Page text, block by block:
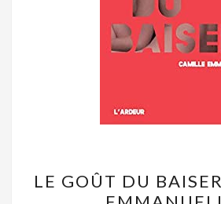
GOÛT
LE GOÛT DU